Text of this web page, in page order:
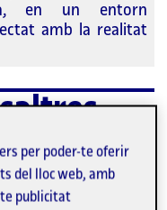
en un entorn
amb la realitat
per poder-te oferir
del lloc web, amb
publicitat